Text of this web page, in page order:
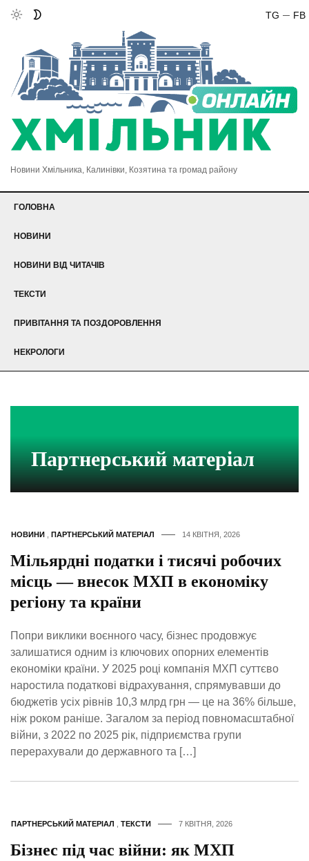
FB
TG
Новини Хмільника, Калинівки, Козятина та громад району
ГОЛОВНА
НОВИНИ
НОВИНИ ВІД ЧИТАЧІВ
ТЕКСТИ
ПРИВІТАННЯ ТА ПОЗДОРОВЛЕННЯ
НЕКРОЛОГИ
Партнерський матеріал
НОВИНИ ПАРТНЕРСЬКИЙ МАТЕРІАЛ 14 КВІТНЯ, 2026
Мільярдні податки і тисячі робочих
місць — внесок МХП в економіку
регіону та країни
Попри виклики воєнного часу, бізнес продовжує
залишатися одним із ключових опорних елементів
економіки країни. У 2025 році компанія МХП суттєво
наростила податкові відрахування, спрямувавши до
бюджетів усіх рівнів 10,3 млрд грн — це на 36% більше,
ніж роком раніше. Загалом за період повномасштабної
війни, з 2022 по 2025 рік, підприємства групи
перерахували до державного та […]
ПАРТНЕРСЬКИЙ МАТЕРІАЛ ТЕКСТИ 7 КВІТНЯ, 2026
Бізнес під час війни: як МХП